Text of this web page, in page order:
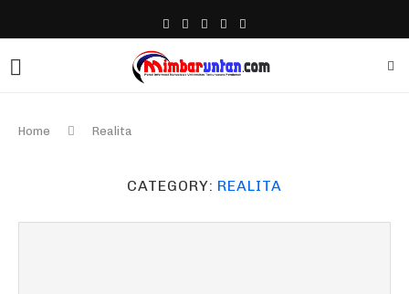
Home Realita
CATEGORY: REALITA